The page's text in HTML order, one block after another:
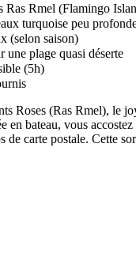
Ras Rmel (Flamingo
turquoise peu
(selon saison)
une plage quasi déserte
(5h)
Roses (Ras Rmel), le
en bateau, vous
de carte postale. Cette